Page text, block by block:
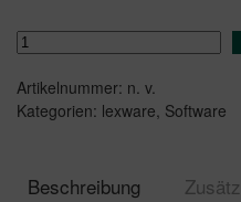
LEXWARE
Komplett
2026
Artikelnummer: n. v.
Kategorien: lexware, Software
Beschreibung